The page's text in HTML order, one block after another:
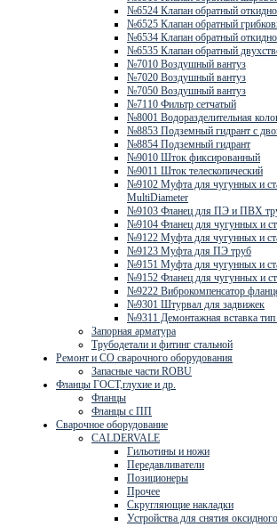
№6524 Клапан обратный
№6525 Клапан обратный
№6534 Клапан обратный
№6535 Клапан обратный
№7010 Воздушный вантуз
№7020 Воздушный вантуз
№7050 Воздушный вантуз
№7110 Фильтр сетчатый
№8001 Водоразделительная
№8853 Подземный гидрант с
№8854 Подземный гидрант
№9010 Шток фиксированный
№9011 Шток телескопический
№9102 Муфта для чугунных и
MultiDiameter
№9103 Фланец для ПЭ и ПВХ
№9104 Фланец для чугунных и
№9122 Муфта для чугунных и
№9123 Муфта для ПЭ труб
№9151 Муфта для чугунных и
№9152 Фланец для чугунных и
№9222 Виброкомпенсатор
№9301 Штурвал для задвижек
№9311 Демонтажная вставка
Запорная арматура
Трубодетали и фитинг стальной
Ремонт и СО сварочного оборудования
Запасные части ROBU
Фланцы ГОСТ,глухие и др.
Фланцы
Фланцы с ПП
Сварочное оборудование
CALDERVALE
Гильотины и ножи
Передавливатели
Позиционеры
Прочее
Скругляющие накладки
Устройства для снятия